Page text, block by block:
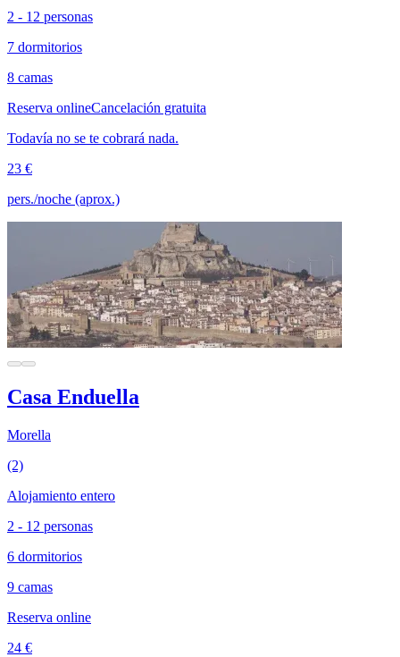
2 - 12 personas
7 dormitorios
8 camas
Reserva onlineCancelación gratuita
Todavía no se te cobrará nada.
23 €
pers./noche (aprox.)
Casa Enduella
Morella
(2)
Alojamiento entero
2 - 12 personas
6 dormitorios
9 camas
Reserva online
24 €